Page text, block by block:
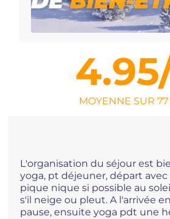
MOYENNE SUR 77
L'organisation du séjour est
yoga, pt déjeuner, départ
pique nique si possible au
s'il neige ou pleut. A l'arrivée
pause, ensuite yoga pdt une